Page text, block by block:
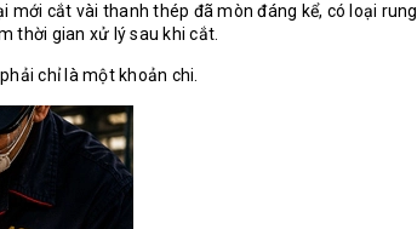
mới cắt vài thanh thép đã mòn đáng kể, có loại rung
thời gian xử lý sau khi cắt.
chỉ là một khoản chi.